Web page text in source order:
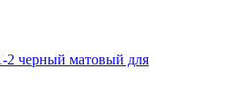
2 черный матовый для